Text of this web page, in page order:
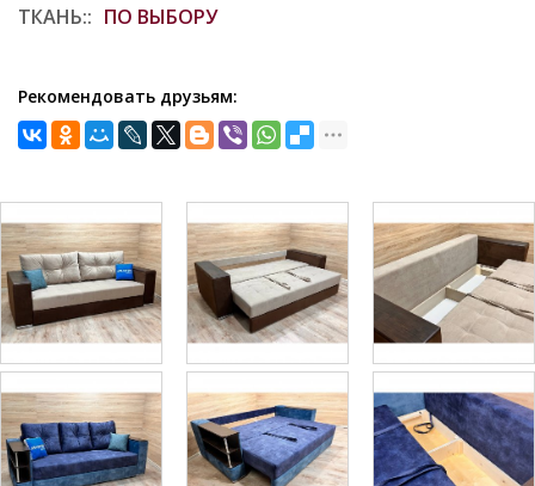
ТКАНЬ:: ПО ВЫБОРУ
Рекомендовать друзьям: